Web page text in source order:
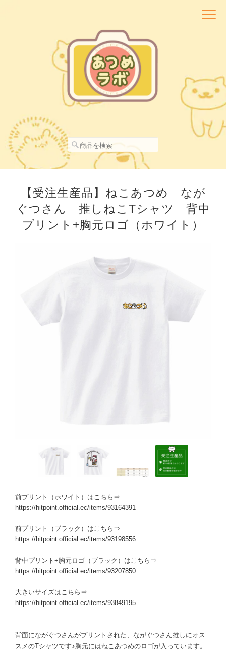
【受注生産品】ねこあつめ なが
ぐつさん 推しねこTシャツ 背中
プリント+胸元ロゴ（ホワイト）
前プリント（ホワイト）はこちら⇒
https://hitpoint.official.ec/items/93164391
前プリント（ブラック）はこちら⇒
https://hitpoint.official.ec/items/93198556
背中プリント+胸元ロゴ（ブラック）はこちら⇒
https://hitpoint.official.ec/items/93207850
大きいサイズはこちら⇒
https://hitpoint.official.ec/items/93849195
背面にながぐつさんがプリントされた、ながぐつさん推しにオス
スメのTシャツです♪胸元にはねこあつめのロゴが入っています。